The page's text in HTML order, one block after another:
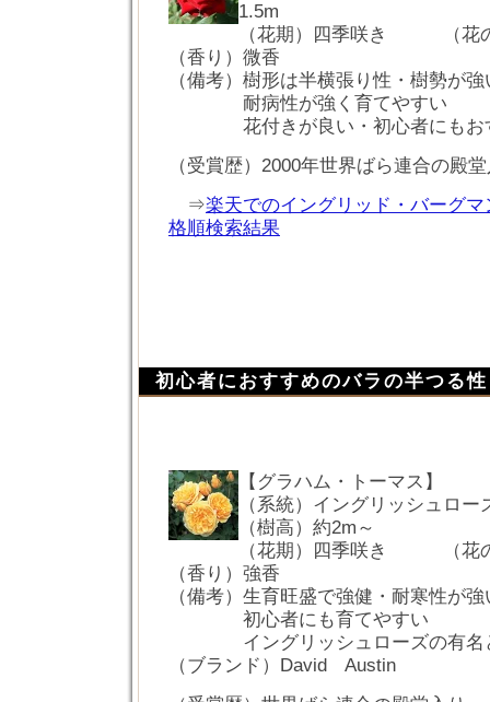
1.5m
（花期）四季咲き （花
（香り）微香
（備考）樹形は半横張り性・樹勢が
耐病性が強く育てやすい
花付きが良い・初心者にもお
（受賞歴）2000年世界ばら連合の殿
⇒楽天でのイングリッド・バーグ
格順検索結果
初心者におすすめのバラの半つる性
【グラハム・トーマス】
（系統）イングリッシュ
（樹高）約2m～
（花期）四季咲き （花
（香り）強香
（備考）生育旺盛で強健・耐寒性が強
初心者にも育てやすい
イングリッシュローズの有名
（ブランド）David Austin